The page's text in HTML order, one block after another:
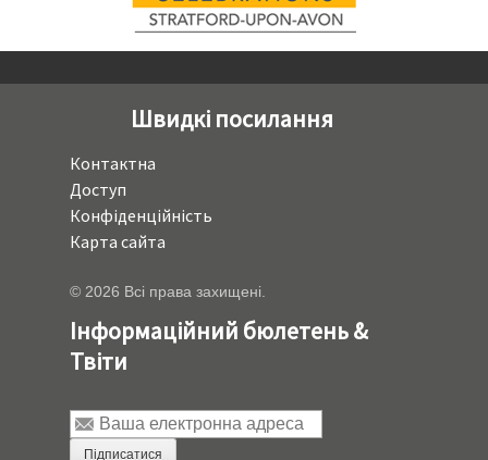
Швидкі посилання
Контактна
Доступ
Конфіденційність
Карта сайта
© 2026 Всі права захищені.
Інформаційний бюлетень &
Твіти